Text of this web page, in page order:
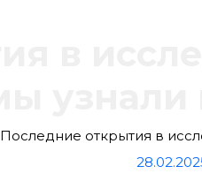
Последние открытия в